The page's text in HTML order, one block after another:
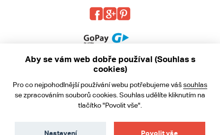
Obchodní podmínky
Ochrana osobních údajů
Aby se vám web dobře používal (Souhlas s
cookies)
Pro co nejpohodlnější používání webu potřebujeme vášsouhlas
se zpracováním souborů cookies. Souhlas udělíte kliknutím na
tlačítko "Povolit vše".
Povolit vše
Nastavení